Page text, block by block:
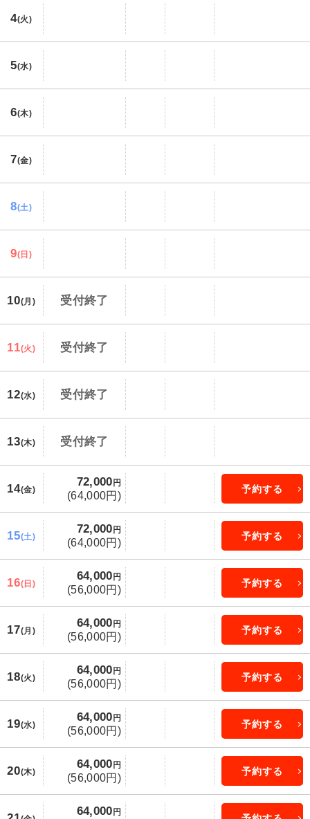
4(火)
5(水)
6(木)
7(金)
8(土)
9(日)
10(月) 受付終了
11(火) 受付終了
12(水) 受付終了
13(木) 受付終了
14(金)
72,000 円
(64,000円)
予約する
15(土)
72,000 円
(64,000円)
予約する
16(日)
64,000 円
(56,000円)
予約する
17(月)
64,000 円
(56,000円)
予約する
18(火)
64,000 円
(56,000円)
予約する
19(水)
64,000 円
(56,000円)
予約する
20(木)
64,000 円
(56,000円)
予約する
64,000 円